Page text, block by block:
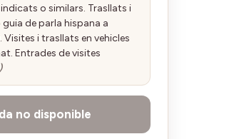
o similars. Trasllats i
de parla hispana a
Visites i trasllats en vehicles
Entrades de visites
no disponible